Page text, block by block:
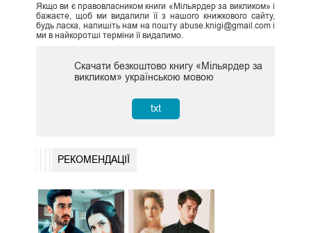
Якщо ви є правовласником книги «Мільярдер за викликом» і
бажаєте, щоб ми видалили її з нашого книжкового сайту,
будь ласка, напишіть нам на пошту abuse.knigi@gmail.com і
ми в найкоротші терміни її видалимо.
Скачати безкоштово книгу «Мільярдер за
викликом» українською мовою
txt
РЕКОМЕНДАЦІЇ